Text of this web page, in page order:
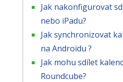
Jak nakonfigurovat
nebo iPadu?
Jak synchronizovat
na Androidu ?
Jak mohu sdílet
Roundcube?